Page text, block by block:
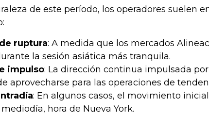
de este período, los operadores suelen
ruptura: A medida que los mercados
la sesión asiática más tranquila.
impulso: La dirección continua impulsada
aprovecharse para las operaciones de
: En algunos casos, el movimiento
hora de Nueva York.